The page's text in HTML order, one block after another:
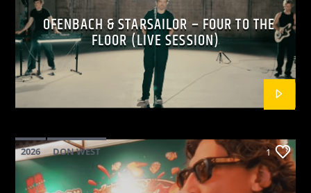
OFENBACH & STARSAILOR – FOUR TO THE
FLOOR (LIVE SESSION)
2026
DON WEST
MAINSQUARE FESTIVAL 2026
POP
1